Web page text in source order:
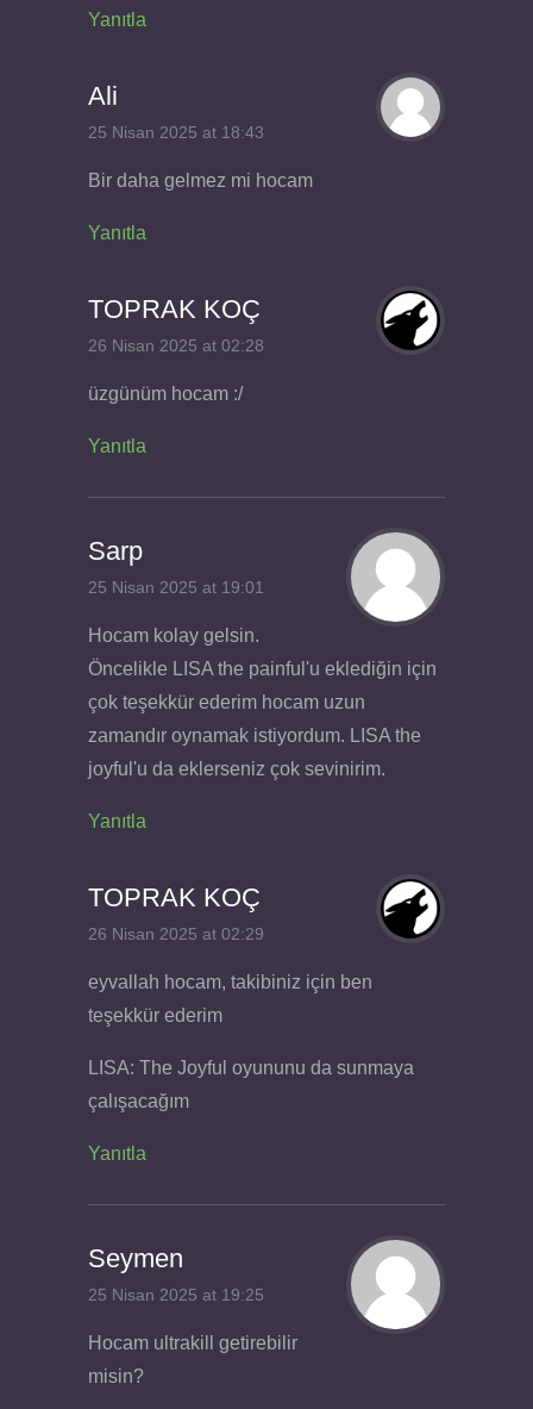
Yanıtla
Ali
25 Nisan 2025 at 18:43
Bir daha gelmez mi hocam
Yanıtla
TOPRAK KOÇ
26 Nisan 2025 at 02:28
üzgünüm hocam :/
Yanıtla
Sarp
25 Nisan 2025 at 19:01
Hocam kolay gelsin.
Öncelikle LISA the painful'u eklediğin için
çok teşekkür ederim hocam uzun
zamandır oynamak istiyordum. LISA the
joyful'u da eklerseniz çok sevinirim.
Yanıtla
TOPRAK KOÇ
26 Nisan 2025 at 02:29
eyvallah hocam, takibiniz için ben
teşekkür ederim
LISA: The Joyful oyununu da sunmaya
çalışacağım
Yanıtla
Seymen
25 Nisan 2025 at 19:25
Hocam ultrakill getirebilir
misin?